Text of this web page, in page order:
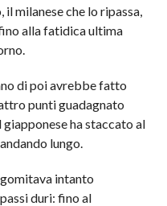
milanese che lo ripassa,
alla fatidica ultima
di poi avrebbe fatto
punti guadagnato
ha staccato al
lungo.
intanto
duri: fino al